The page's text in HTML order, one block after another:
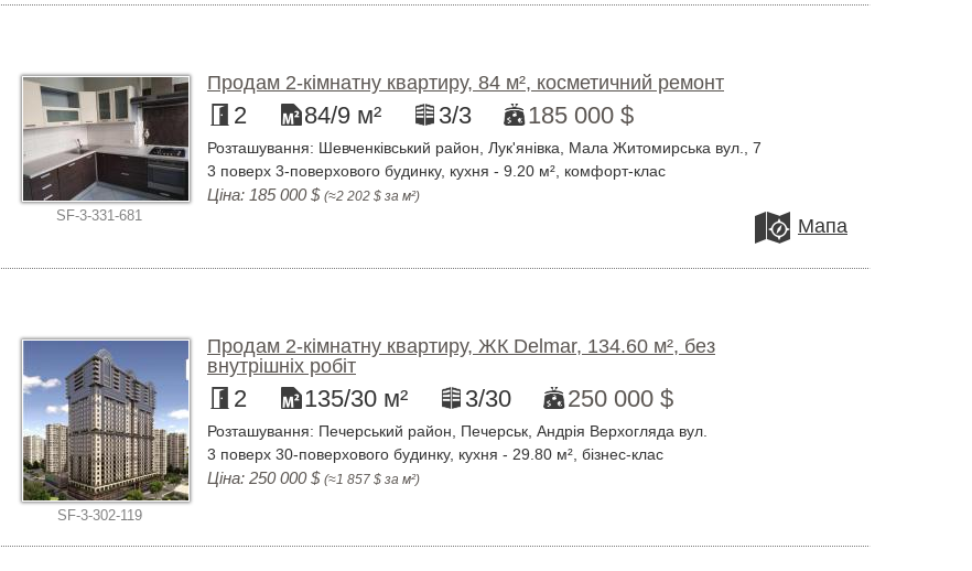
SF-3-331-681
Продам 2-кімнатну квартиру, 84 м², косметичний ремонт
2 84/9 м² 3/3 185 000 $
Розташування: Шевченківський район, Лук'янівка, Мала Житомирська вул., 7
3 поверх 3-поверхового будинку, кухня - 9.20 м², комфорт-клас
Ціна: 185 000 $ (≈2 202 $ за м²)
Мапа
SF-3-302-119
Продам 2-кімнатну квартиру, ЖК Delmar, 134.60 м², без
внутрішніх робіт
2 135/30 м² 3/30 250 000 $
Розташування: Печерський район, Печерськ, Андрія Верхогляда вул.
3 поверх 30-поверхового будинку, кухня - 29.80 м², бізнес-клас
Ціна: 250 000 $ (≈1 857 $ за м²)